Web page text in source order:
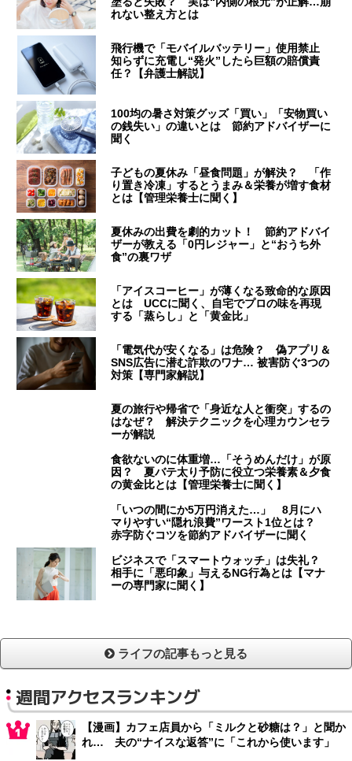
れない整え方とは
飛行機で「モバイルバッテリー」使用禁止
知らずに充電し“発火”したら巨額の賠償責
任？【弁護士解説】
100均の暑さ対策グッズ「買い」「安物買い
の銭失い」の違いとは 節約アドバイザーに
聞く
子どもの夏休み「昼食問題」が解決？ 「作
り置き冷凍」するとうまみ＆栄養が増す食材
とは【管理栄養士に聞く】
夏休みの出費を劇的カット！ 節約アドバイ
ザーが教える「0円レジャー」と“おうち外
食”の裏ワザ
「アイスコーヒー」が薄くなる致命的な原因
とは UCCに聞く、自宅でプロの味を再現
する「蒸らし」と「黄金比」
「電気代が安くなる」は危険？ 偽アプリ＆
SNS広告に潜む詐欺のワナ… 被害防ぐ3つの
対策【専門家解説】
夏の旅行や帰省で「身近な人と衝突」するの
はなぜ？ 解決テクニックを心理カウンセラ
ーが解説
食欲ないのに体重増…「そうめんだけ」が原
因？ 夏バテ太り予防に役立つ栄養素＆夕食
の黄金比とは【管理栄養士に聞く】
「いつの間にか5万円消えた…」 8月にハ
マりやすい“隠れ浪費”ワースト1位とは？
赤字防ぐコツを節約アドバイザーに聞く
ビジネスで「スマートウォッチ」は失礼？
相手に「悪印象」与えるNG行為とは【マナ
ーの専門家に聞く】
ライフの記事もっと見る
週間アクセスランキング
【漫画】カフェ店員から「ミルクと砂糖は？」と聞か
れ… 夫の“ナイスな返答”に「これから使います」